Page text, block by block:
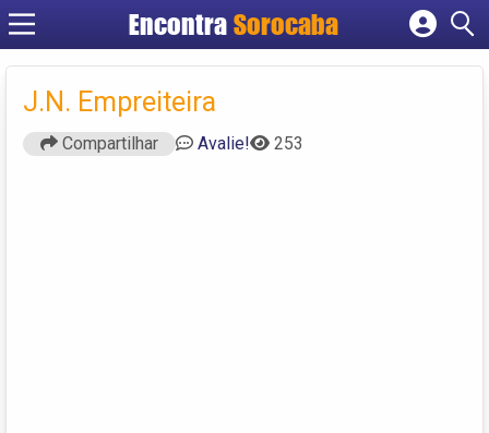
EncontraSorocaba
Cadastrar empresa
J.N. Empreiteira
Compartilhar Avalie! 253